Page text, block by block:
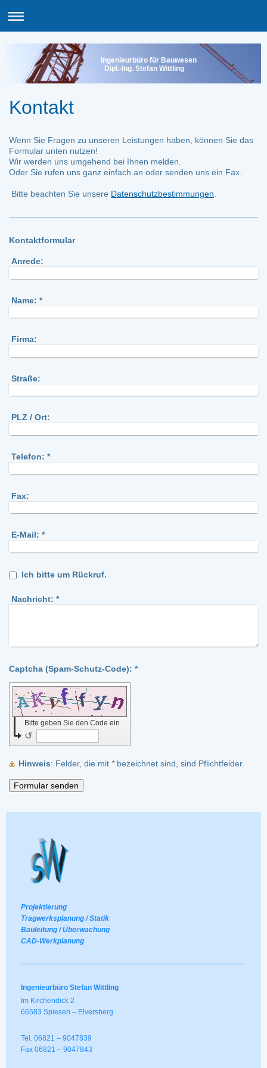
Ingenieurbüro für Bauwesen
Dipl.-Ing. Stefan Wittling
Kontakt
Wenn Sie Fragen zu unseren Leistungen haben, können Sie das
Formular unten nutzen!
Wir werden uns umgehend bei Ihnen melden.
Oder Sie rufen uns ganz einfach an oder senden uns ein Fax.
Bitte beachten Sie unsere Datenschutzbestimmungen
Kontaktformular
Anrede:
Name: *
Firma:
Straße:
PLZ / Ort:
Telefon: *
Fax:
E-Mail: *
Ich bitte um Rückruf.
Nachricht: *
Captcha (Spam-Schutz-Code): *
Bitte geben Sie den Code ein
↺
Hinweis : Felder, die mit *bezeichnet sind, sind Pflichtfelder.
Projektierung
Tragwerksplanung / Statik
Bauleitung / Überwachung
CAD-Werkplanung
Ingenieurbüro Stefan Wittling
Im Kirchendick 2
66583 Spiesen – Elversberg
Tel. 06821 – 9047839
Fax 06821 – 9047843